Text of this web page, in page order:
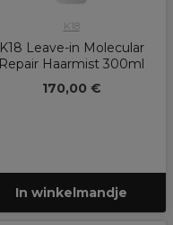
K18
K18 Leave-in Molecular
Repair Haarmist 300ml
170,00 €
In winkelmandje